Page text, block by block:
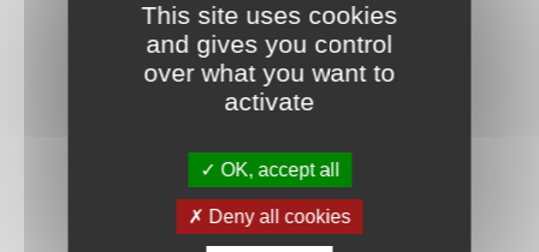
This site uses cookies
and gives you control
over what you want to
activate
OK, accept all
Deny all cookies